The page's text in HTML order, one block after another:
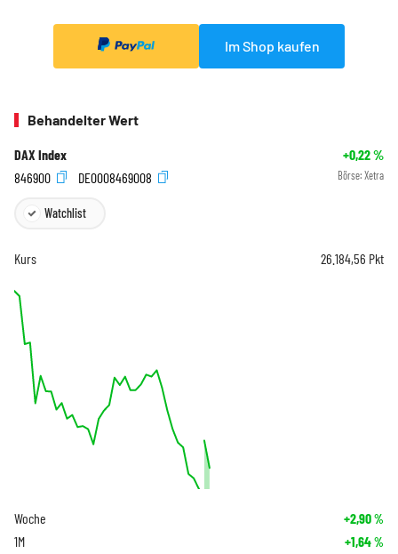
Im Shop kaufen
Behandelter Wert
DAX Index +0,22%
846900
DE0008469008 Börse: Xetra
Watchlist
Kurs 26.184,56 Pkt
Woche +2,90%
1M +1,64%